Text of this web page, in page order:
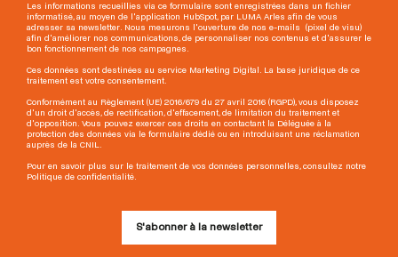
Les informations recueillies via ce formulaire sont enregistrées dans un fichier
informatisé, au moyen de l'application HubSpot, par LUMA Arles afin de vous
adresser sa newsletter. Nous mesurons l'ouverture de nos e-mails (pixel de visu)
afin d'améliorer nos communications, de personnaliser nos contenus et d'assurer le
bon fonctionnement de nos campagnes.
Ces données sont destinées au service Marketing Digital. La base juridique de ce
traitement est votre consentement.
Conformément au Règlement (UE) 2016/679 du 27 avril 2016 (RGPD), vous disposez
d'un droit d'accès, de rectification, d'effacement, de limitation du traitement et
d'opposition. Vous pouvez exercer ces droits en contactant la Déléguée à la
protection des données via le formulaire dédié ou en introduisant une réclamation
auprès de la CNIL.
Pour en savoir plus sur le traitement de vos données personnelles, consultez notre
Politique de confidentialité.